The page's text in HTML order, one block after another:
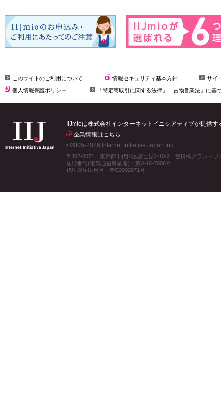
このサイトのご利用について 情報セキュリティ基本方針
サイ
個人情報保護ポリシー
「特定商取引に関する法律」「古物営業法」に基
IIJmioは株式会社インターネットイニシアティブが提供
企業情報はこちら
©2005-2026 Internet Initiative Japan Inc.
〒102-0071 東京都千代田区富士見2-10-2 飯田橋グラン・ブ
届出番号(電気通信事業者)：第A-16-7006号
代理店届出番号：第C2002871号